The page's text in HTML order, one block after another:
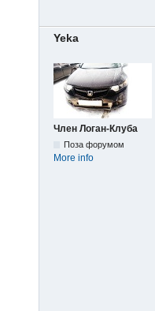
Yeka
Член Логан-Клуба
Поза форумом
More info